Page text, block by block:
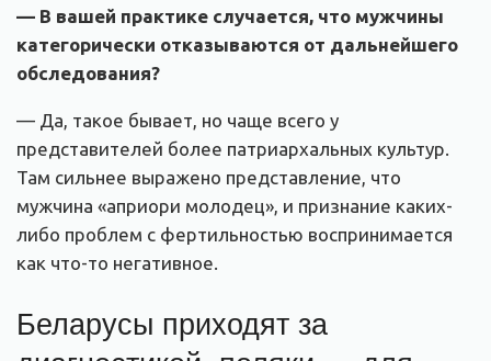
— В вашей практике случается, что мужчины
категорически отказываются от дальнейшего
обследования?
— Да, такое бывает, но чаще всего у
представителей более патриархальных культур.
Там сильнее выражено представление, что
мужчина «априори молодец», и признание каких-
либо проблем с фертильностью воспринимается
как что-то негативное.
Беларусы приходят за